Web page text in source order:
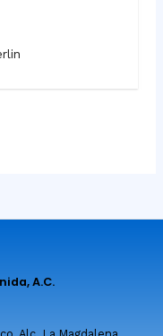
A.C.